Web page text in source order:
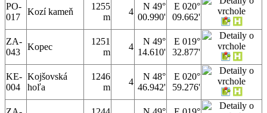
PO-
017
Kozí kameň
1255
m
4
N 49°
00.990'
E 020°
09.662'
ZA-
043
Kopec
1251
m
4
N 49°
14.610'
E 019°
32.877'
KE-
004
Kojšovská
hoľa
1246
m
4
N 48°
46.942'
E 020°
59.276'